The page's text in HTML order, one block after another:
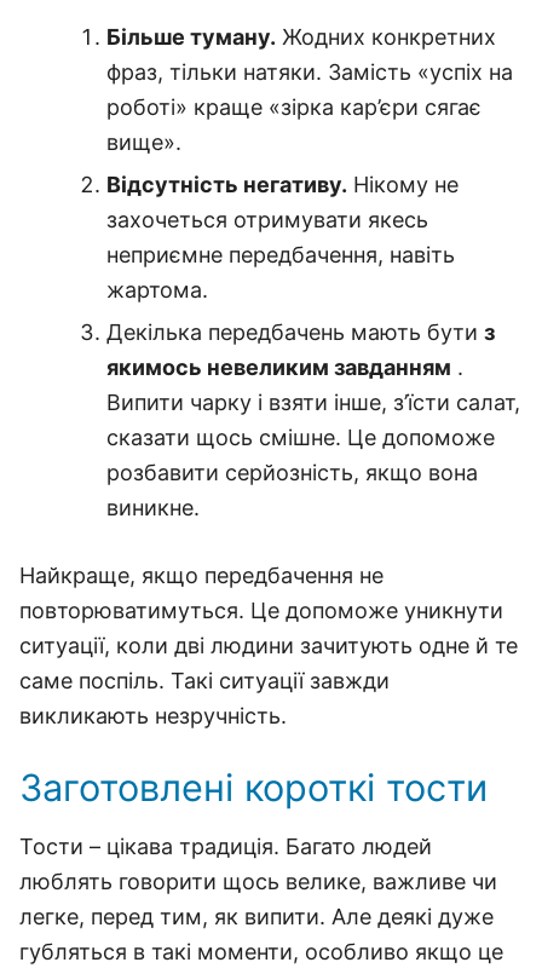
Більше туману. Жодних конкретних
фраз, тільки натяки. Замість «успіх на
роботі» краще «зірка кар’єри сягає
вище».
Відсутність негативу. Нікому не
захочеться отримувати якесь
неприємне передбачення, навіть
жартома.
Декілька передбачень мають бути з
якимось невеликим завданням .
Випити чарку і взяти інше, з’їсти салат,
сказати щось смішне. Це допоможе
розбавити серйозність, якщо вона
виникне.
Найкраще, якщо передбачення не
повторюватимуться. Це допоможе уникнути
ситуації, коли дві людини зачитують одне й те
саме поспіль. Такі ситуації завжди
викликають незручність.
Заготовлені короткі тости
Тости – цікава традиція. Багато людей
люблять говорити щось велике, важливе чи
легке, перед тим, як випити. Але деякі дуже
губляться в такі моменти, особливо якщо це